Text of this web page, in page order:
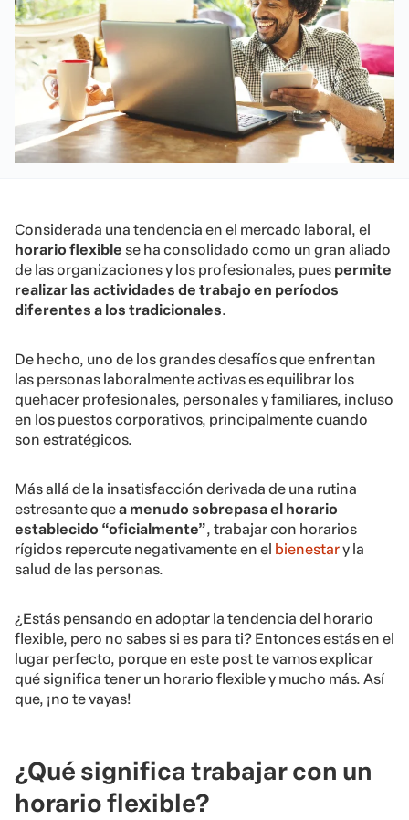
Considerada una tendencia en el mercado laboral, el
horario flexible se ha consolidado como un gran aliado
de las organizaciones y los profesionales, pues permite
realizar las actividades de trabajo en períodos
diferentes a los tradicionales.
De hecho, uno de los grandes desafíos que enfrentan
las personas laboralmente activas es equilibrar los
quehacer profesionales, personales y familiares, incluso
en los puestos corporativos, principalmente cuando
son estratégicos.
Más allá de la insatisfacción derivada de una rutina
estresante quea menudo sobrepasa el horario
establecido “oficialmente”, trabajar con horarios
rígidos repercute negativamente en el bienestary la
salud de las personas.
¿Estás pensando en adoptar la tendencia del horario
flexible, pero no sabes si es para ti? Entonces estás en el
lugar perfecto, porque en este post te vamos explicar
qué significa tener un horario flexible y mucho más. Así
que, ¡no te vayas!
¿Qué significa trabajar con un
horario flexible?